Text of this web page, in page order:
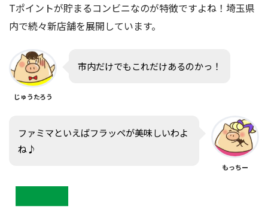
Tポイントが貯まるコンビニなのが特徴ですよね！埼玉県
内で続々新店舗を展開しています。
じゅうたろう
市内だけでもこれだけあるのかっ！
ファミマといえばフラッペが美味しいわよ
ね♪
もっちー